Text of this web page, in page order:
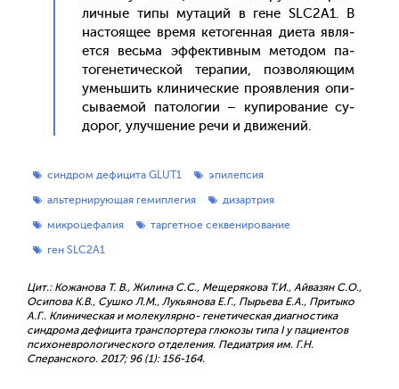
личные ти­пы му­таций в ге­не SLC2A1. В
нас­то­ящее вре­мя ке­тоген­ная ди­ета яв­ля­
ет­ся весь­ма эф­фектив­ным ме­тодом па­
тоге­нети­чес­кой те­рапии, поз­во­ля­ющим
умень­шить кли­ничес­кие про­яв­ле­ния опи­
сыва­емой па­толо­гии – ку­пиро­вание су­
дорог, улуч­ше­ние ре­чи и дви­жений.
cиндром дефицита GLUT1
эпилепсия
альтернирующая гемиплегия
дизартрия
микроцефалия
таргетное секвенирование
ген SLC2A1
Цит.: Кожанова Т. В., Жилина С.С., Мещерякова Т.И., Айвазян С.О.,
Осипова К.В., Сушко Л.М., Лукьянова Е.Г., Пырьева Е.А., Притыко
А.Г.. Клиническая и молекулярно- генетическая диагностика
синдрома дефицита транспортера глюкозы типа I у пациентов
психоневрологического отделения. Педиатрия им. Г.Н.
Сперанского. 2017; 96 (1): 156-164.